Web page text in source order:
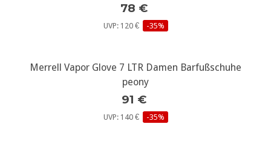
78 €
UVP: 120 € -35%
Merrell Vapor Glove 7 LTR Damen Barfußschuhe
peony
91 €
UVP: 140 € -35%